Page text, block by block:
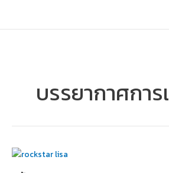
content
บรรยากาศการ
เนื้อ